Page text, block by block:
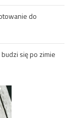
do
się po zimie